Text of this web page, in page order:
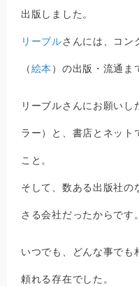
出版しました。
リーブルさんには、コン
（絵本 ）の出版・流通ま
リーブルさんにお願いし
ラー）と、書店とネット
こと。
そして、数ある出版社の
さる会社だったからです。
いつでも、どんな事でも
頼れる存在でした。